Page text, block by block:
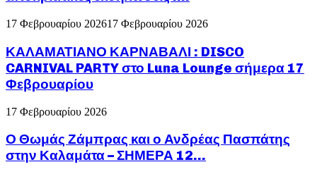
17 Φεβρουαρίου 202617 Φεβρουαρίου 2026
ΚΑΛΑΜΑΤΙΑΝΟ ΚΑΡΝΑΒΑΛΙ : DISCO
CARNIVAL PARTY στο Luna Lounge σήμερα 17
Φεβρουαρίου
17 Φεβρουαρίου 2026
Ο Θωμάς Ζάμπρας και ο Ανδρέας Πασπάτης
στην Καλαμάτα – ΣΗΜΕΡΑ 12...